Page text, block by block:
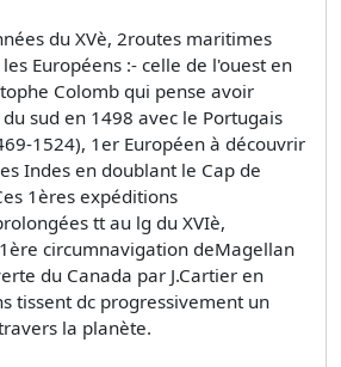
du XVè, 2routes maritimes
Européens :- celle de l'ouest en
Colomb qui pense avoir
sud en 1498 avec le Portugais
1524), 1er Européen à découvrir
Indes en doublant le Cap de
1ères expéditions
tt au lg du XVIè,
circumnavigation deMagellan
du Canada par J.Cartier en
tissent dc progressivement un
la planète.